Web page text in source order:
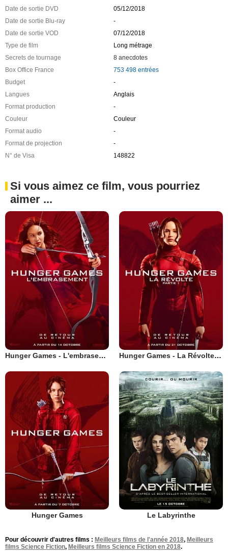
Date de sortie DVD
05/12/2018
Date de sortie Blu-ray
-
Date de sortie VOD
07/12/2018
Type de film
Long métrage
Secrets de tournage
8 anecdotes
Box Office France
753 498 entrées
Budget
-
Langues
Anglais
Format production
-
Couleur
Couleur
Format audio
-
Format de projection
-
N° de Visa
148822
Si vous aimez ce film, vous pourriez
aimer ...
Hunger Games - L'embrasement Hunger Games - La Révolte : Partie 1
Hunger Games Le Labyrinthe
Pour découvrir d'autres films : Meilleurs films de l'année 2018, Meilleurs
films Science Fiction, Meilleurs films Science Fiction en 2018.